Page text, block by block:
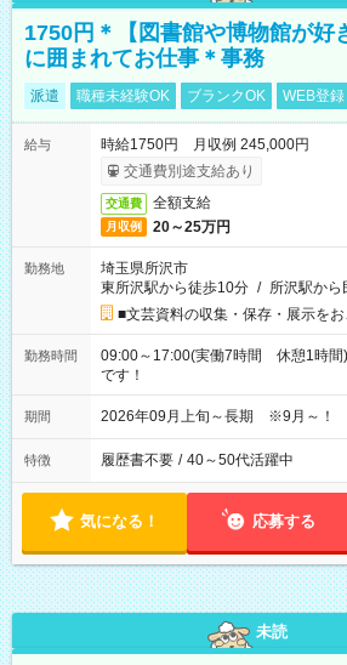
1750円＊【図書館や博物館が好
に囲まれてお仕事＊事務
派遣 職種未経験OK ブランクOK WEB登
給与
時給1750円 月収例 245,000円
交通費別途支給あり
交通費 全額支給
月収例 20～25万円
勤務地
埼玉県所沢市
東所沢駅から徒歩10分 / 所沢駅か
■文芸資料の収集・保存・展示を
勤務時間
09:00～17:00(実働7時間 休憩1時間
です！
期間 2026年09月上旬～長期 ※9月～！
特徴 履歴書不要 / 40～50代活躍中
気になる！ 応募する
未読